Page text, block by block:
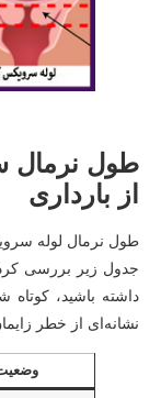
طول نرمال
از بارداری
طول نرمال لوله
جدول زیر بررسی
نشانه‌ای از خطر